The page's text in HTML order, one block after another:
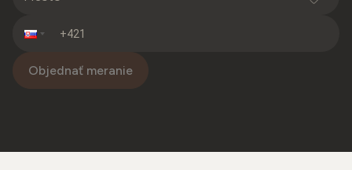
Objednať meranie